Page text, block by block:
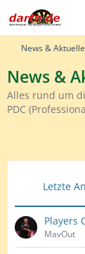
News &
News &
Alles rund um
PDC
Letzte
Players
MavOut